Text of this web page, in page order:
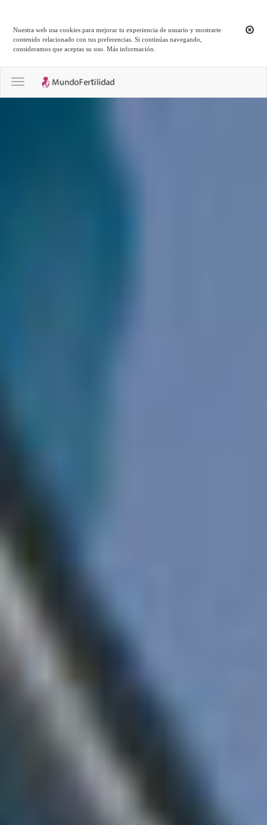
Nuestra web usa cookies para mejorar tu experiencia de usuario y mostrarte
contenido relacionado con tus preferencias. Si continúas navegando,
consideramos que aceptas su uso.Más información
Toggle navigation